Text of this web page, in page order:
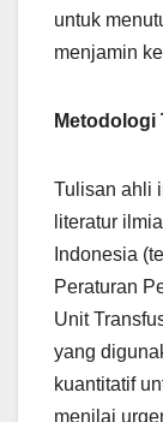
untuk
menjamin
Metodologi
Tulisan ahli
literatur
Indonesia
Peraturan
Unit
yang
kuantitatif
menilai